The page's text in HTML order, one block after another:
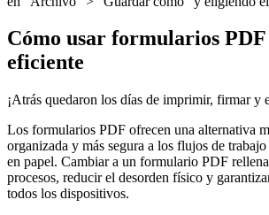
Cómo usar formularios
eficiente
¡Atrás quedaron los días de imprimir, firmar y
Los formularios PDF ofrecen una alternativa
organizada y más segura a los flujos de
en papel. Cambiar a un formulario PDF
procesos, reducir el desorden físico y
todos los dispositivos.